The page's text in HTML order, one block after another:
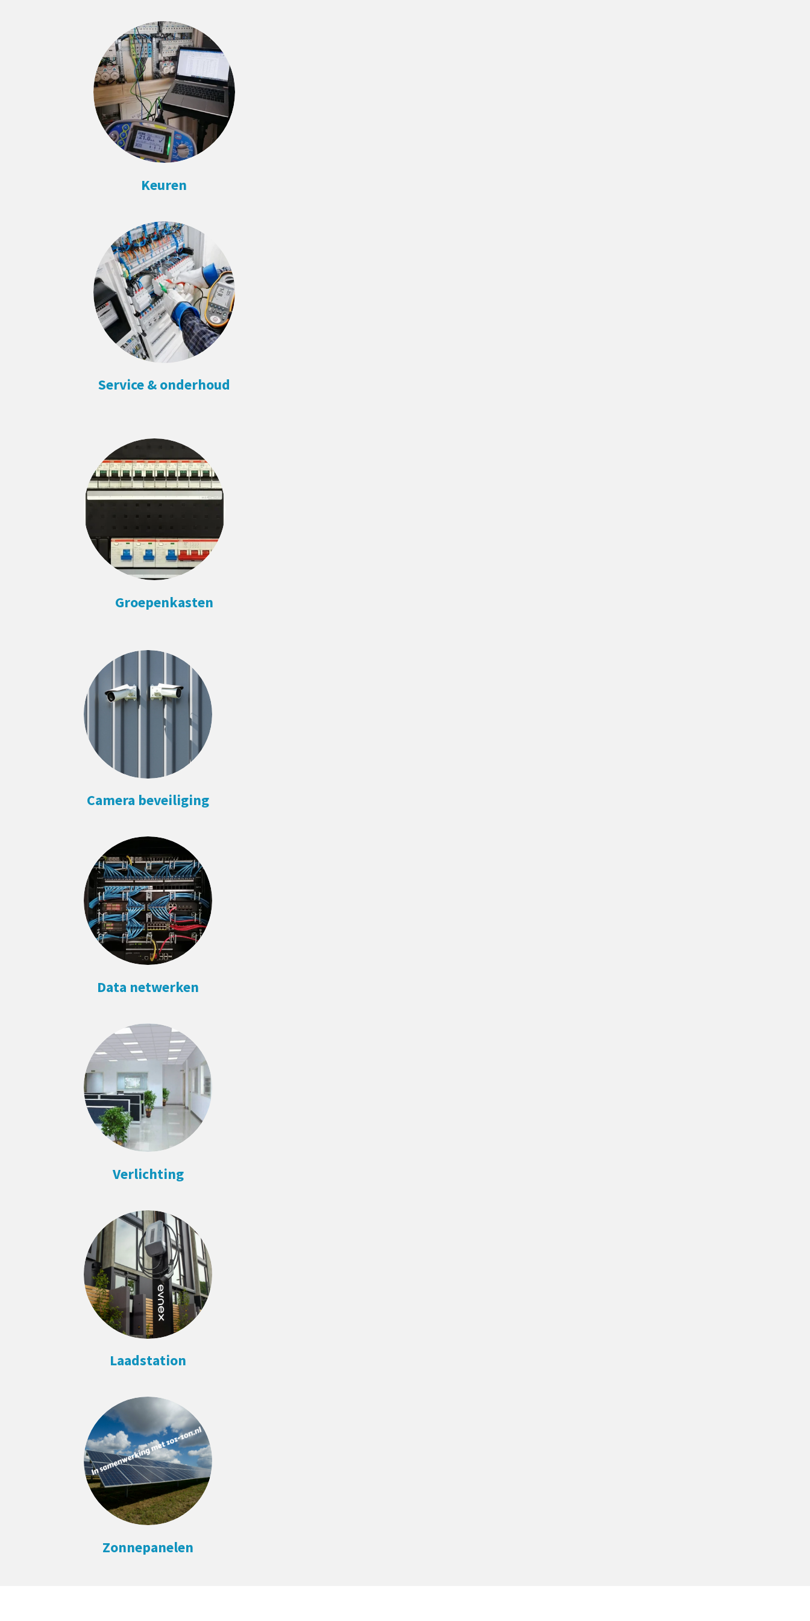
Keuren
Service & onderhoud
Groepenkasten
Camera beveiliging
Data netwerken
Verlichting
Laadstation
Zonnepanelen